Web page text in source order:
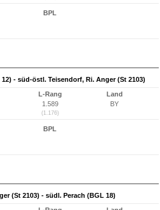
BPL
- süd-östl. Teisendorf, Ri. Anger (St 2103)
L-Rang
1.589
(1.176)
Land
BY
BPL
(St 2103) - südl. Perach (BGL 18)